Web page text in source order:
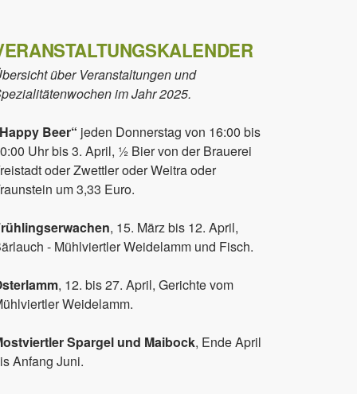
über Veranstaltungen und
im Jahr 2025.
Beer“ jeden Donnerstag von 16:00 bis
Uhr bis 3. April, ½ Bier von der Brauerei
oder Zwettler oder Weitra oder
um 3,33 Euro.
, 15. März bis 12. April,
- Mühlviertler Weidelamm und Fisch.
, 12. bis 27. April, Gerichte vom
Weidelamm.
Spargel und Maibock, Ende April
Anfang Juni.